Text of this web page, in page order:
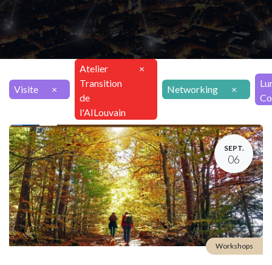
Visite ×
Atelier
Transition
de
l'AILouvain
×
Networking
×
SEPT.
06
Workshops